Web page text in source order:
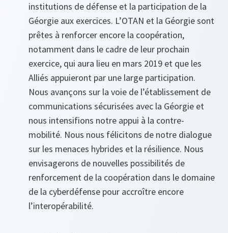
institutions de défense et la participation de la
Géorgie aux exercices. L’OTAN et la Géorgie sont
prêtes à renforcer encore la coopération,
notamment dans le cadre de leur prochain
exercice, qui aura lieu en mars 2019 et que les
Alliés appuieront par une large participation.
Nous avançons sur la voie de l’établissement de
communications sécurisées avec la Géorgie et
nous intensifions notre appui à la contre-
mobilité. Nous nous félicitons de notre dialogue
sur les menaces hybrides et la résilience. Nous
envisagerons de nouvelles possibilités de
renforcement de la coopération dans le domaine
de la cyberdéfense pour accroître encore
l’interopérabilité.